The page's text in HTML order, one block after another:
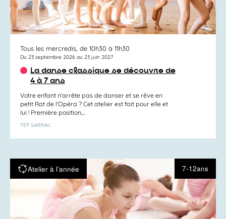
Tous les mercredis, de 10h30 à 11h30
Du 23 septembre 2026 au 23 juin 2027
La danse classique se découvre de
4 à 7 ans
Votre enfant n’arrête pas de danser et se rêve en
petit Rat de l’Opéra ? Cet atelier est fait pour elle et
lui ! Première position,...
TEP SARRAIL
Atelier à l’année 7-12ans